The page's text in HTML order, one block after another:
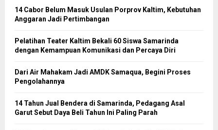
14 Cabor Belum Masuk Usulan Porprov Kaltim, Kebutuhan
Anggaran Jadi Pertimbangan
Pelatihan Teater Kaltim Bekali 60 Siswa Samarinda
dengan Kemampuan Komunikasi dan Percaya Diri
Dari Air Mahakam Jadi AMDK Samaqua, Begini Proses
Pengolahannya
14 Tahun Jual Bendera di Samarinda, Pedagang Asal
Garut Sebut Daya Beli Tahun Ini Paling Parah